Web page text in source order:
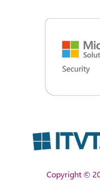
Copyright ©